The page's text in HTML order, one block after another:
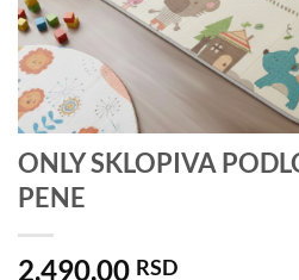
ONLY SKLOPIVA
PENE
2,490.00 RSD